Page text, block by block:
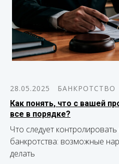
28.05.2025
БАНКРОТСТВО
Как понять, что с вашей
все в порядке?
Что следует
банкротства: возможные
делать